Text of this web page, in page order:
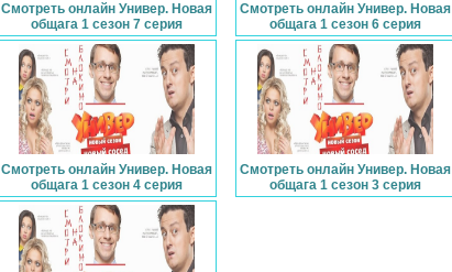
Смотреть онлайн Универ. Новая
общага 1 сезон 7 серия
Смотреть онлайн Универ. Новая
общага 1 сезон 6 серия
Смотреть онлайн Универ. Новая
общага 1 сезон 4 серия
Смотреть онлайн Универ. Новая
общага 1 сезон 3 серия